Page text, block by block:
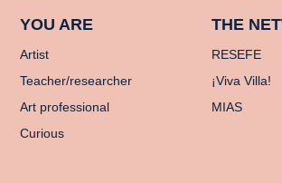
YOU ARE
Artist
Teacher/researcher
Art professional
Curious
THE
RESEFE
¡Viva Villa!
MIAS